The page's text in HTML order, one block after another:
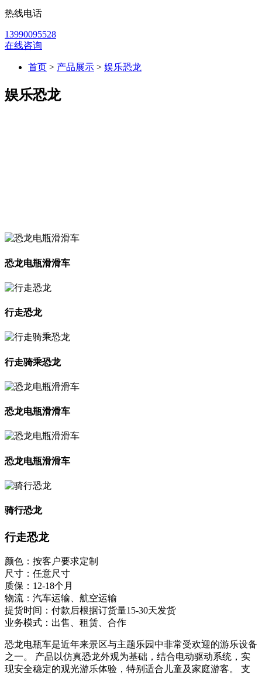
热线电话
13990095528
在线咨询
首页 > 产品展示 > 娱乐恐龙
娱乐恐龙
恐龙电瓶滑滑车
行走恐龙
行走骑乘恐龙
恐龙电瓶滑滑车
恐龙电瓶滑滑车
骑行恐龙
行走恐龙
颜色：按客户要求定制
尺寸：任意尺寸
质保：12-18个月
物流：汽车运输、航空运输
提货时间：付款后根据订货量15-30天发货
业务模式：出售、租赁、合作
恐龙电瓶车是近年来景区与主题乐园中非常受欢迎的游乐设备
之一。 产品以仿真恐龙外观为基础，结合电动驱动系统，实
现安全稳定的观光游乐体验，特别适合儿童及家庭游客。 支